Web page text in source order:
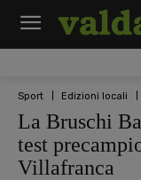
Sport Edizioni locali
La Bruschi
test
Villafranca